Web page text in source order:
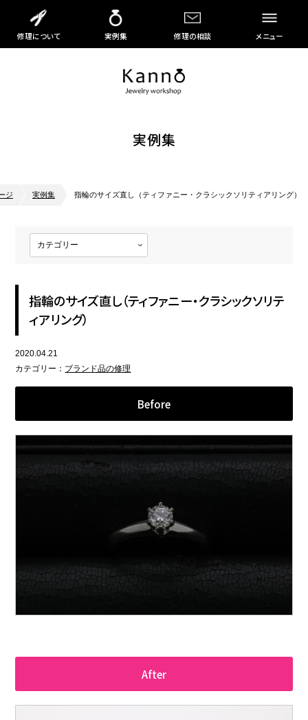
修理について 実例集 修理の相談 メニュー
実例集
ジ 実例集 指輪のサイズ直し（ティファニー・クラシックソリティアリング）
指輪のサイズ直し（ティファニー・クラシックソリテ
ィアリング）
2020.04.21
カテゴリー： ブランド品の修理
Before
After